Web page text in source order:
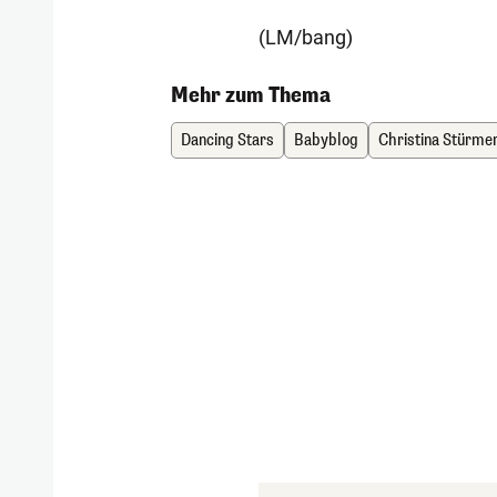
(LM/bang)
Mehr zum Thema
Dancing Stars Babyblog Christina